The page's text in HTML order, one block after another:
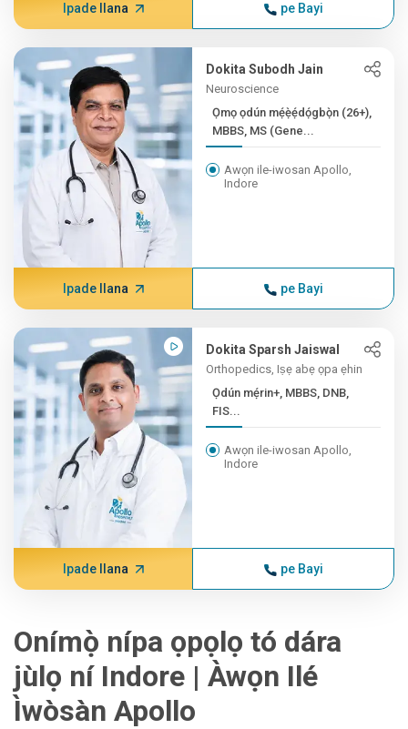
Ipade Ilana pe Bayi
Dokita Subodh Jain
Neuroscience
Ọmọ ọdún mẹ́ẹ̀ẹ́dọ́gbọ̀n (26+),
MBBS, MS (Gene...
Awọn ile-iwosan Apollo,
Indore
Ipade Ilana pe Bayi
Dokita Sparsh Jaiswal
Orthopedics, Iṣẹ abẹ ọpa ẹhin
Ọdún mẹ́rin+, MBBS, DNB,
FIS...
Awọn ile-iwosan Apollo,
Indore
Ipade Ilana pe Bayi
Onímọ̀ nípa ọpọlọ tó dára
jùlọ ní Indore | Àwọn Ilé
Ìwòsàn Apollo